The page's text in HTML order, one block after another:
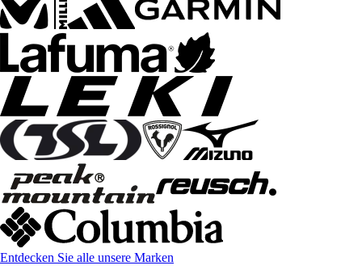
Entdecken Sie alle unsere Marken